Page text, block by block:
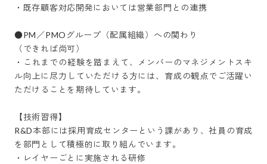
・既存顧客対応開発においては営業部門との連携
●PM／PMOグループ（配属組織）への関わり
（できれば尚可）
・これまでの経験を踏まえて、メンバーのマネジメントスキ
ル向上に尽力していただける方には、育成の観点でご活躍い
ただけることを期待しています。
【技術習得】
R&D本部には採用育成センターという課があり、社員の育成
を部門として積極的に取り組んでいます。
・レイヤーごとに実施される研修